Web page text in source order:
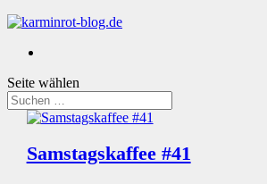
Seite wählen
Samstagskaffee #41